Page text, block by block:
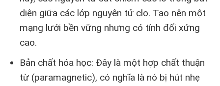
diện giữa các lớp nguyên tử clo. Tạo nên một
mạng lưới bền vững nhưng có tính đối xứng
cao.
Bản chất hóa học: Đây là một hợp chất thuận
từ (paramagnetic), có nghĩa là nó bị hút nhẹ